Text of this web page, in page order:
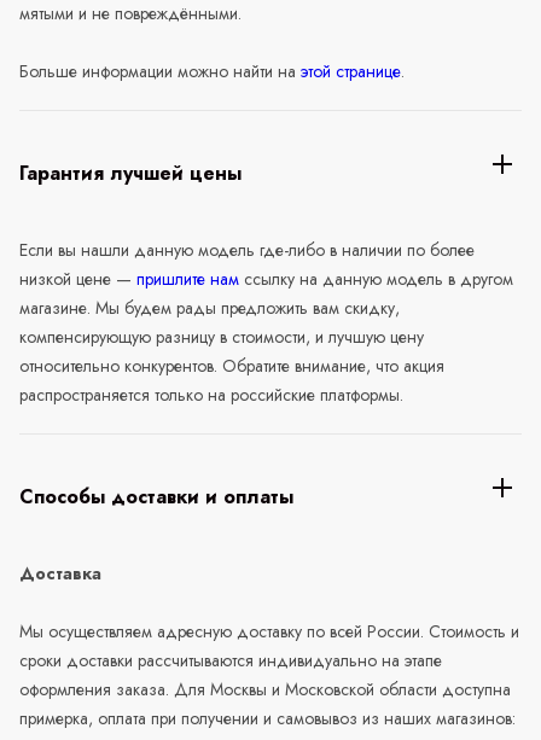
мятыми и не повреждёнными.
Больше информации можно найти на этой странице.
Гарантия лучшей цены
Если вы нашли данную модель где-либо в наличии по более
низкой цене — пришлите нам ссылку на данную модель в другом
магазине. Мы будем рады предложить вам скидку,
компенсирующую разницу в стоимости, и лучшую цену
относительно конкурентов. Обратите внимание, что акция
распространяется только на российские платформы.
Способы доставки и оплаты
Доставка
Мы осуществляем адресную доставку по всей России. Стоимость и
сроки доставки рассчитываются индивидуально на этапе
оформления заказа. Для Москвы и Московской области доступна
примерка, оплата при получении и самовывоз из наших магазинов: